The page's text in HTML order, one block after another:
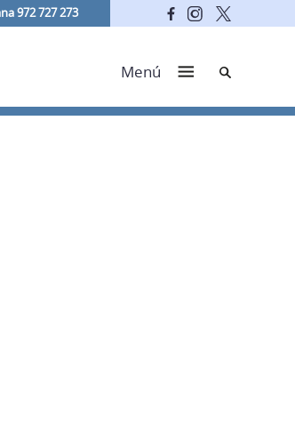
972 727 273
Menú Cerca